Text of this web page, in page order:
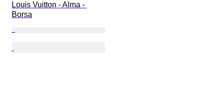
Louis Vuitton - Alma -
Borsa